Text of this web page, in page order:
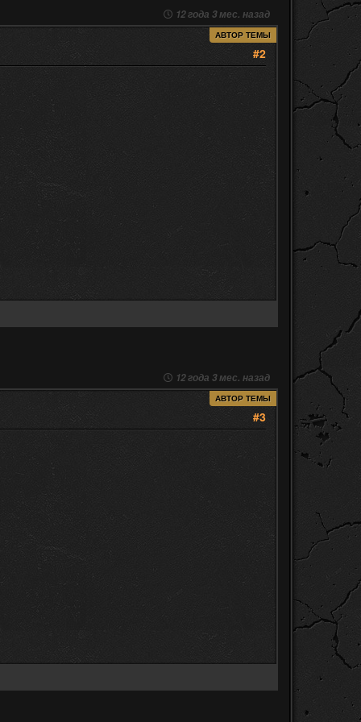
12 года 3 мес. назад
АВТОР ТЕМЫ
#2
12 года 3 мес. назад
АВТОР ТЕМЫ
#3